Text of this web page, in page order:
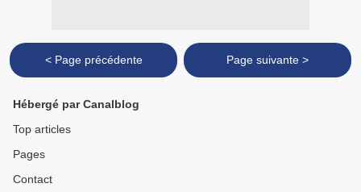
< Page précédente Page suivante >
Hébergé par Canalblog
Top articles
Pages
Contact